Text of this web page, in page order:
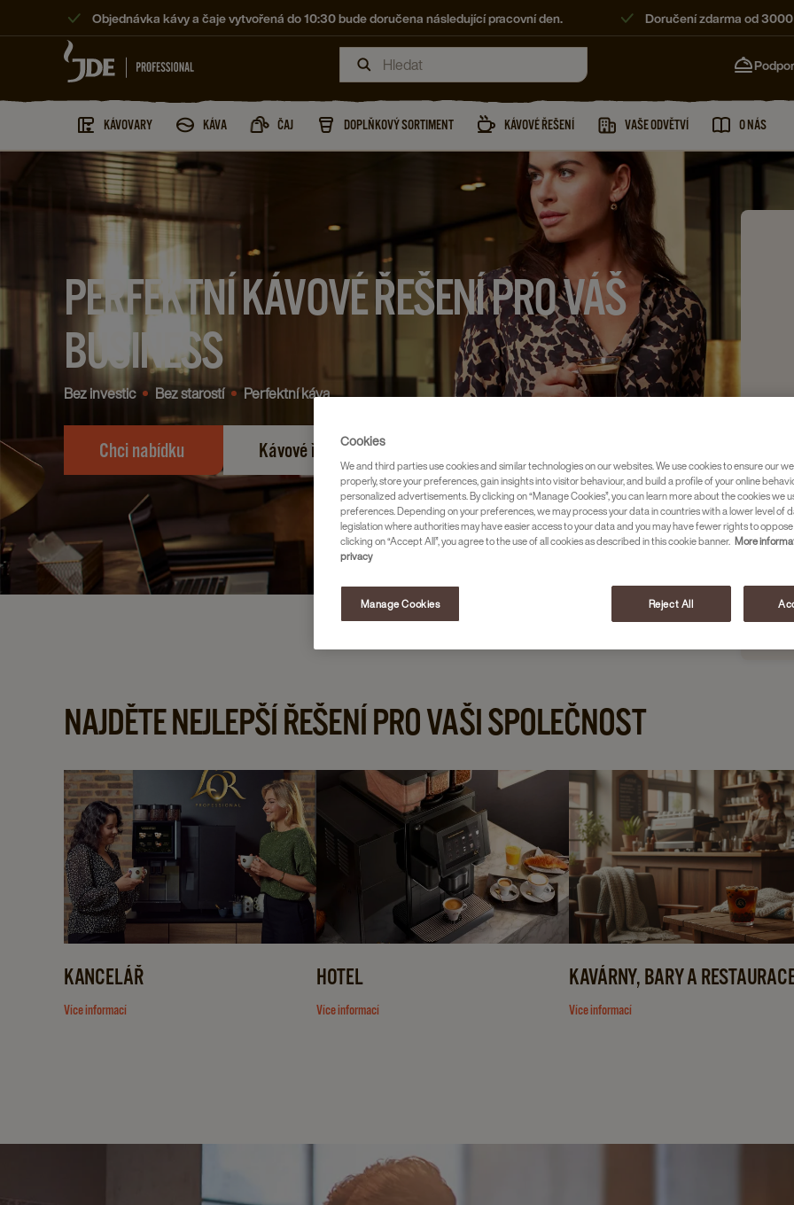
Objednávka kávy a čaje vytvořená do 10:30 bude doručena následující pracovní den. Doručení zdarma od
KÁVOVARY KÁVA ČAJ DOPLŇKOVÝ SORTIMENT KÁVOVÉ ŘEŠENÍ VAŠE ODVĚTVÍ O NÁS
PERFEKTNÍ KÁVOVÉ ŘEŠENÍ PRO VÁŠ
BUSINESS
Bez investic Bez starostí Perfektní káva
Chci nabídku ​ Kávové řešení​
NAJDĚTE NEJLEPŠÍ ŘEŠENÍ PRO VAŠI SPOLEČNOST
KANCELÁŘ
Více informací
HOTEL
Více informací
KAVÁRNY, BARY A
Více informací
Cookies
We and third parties use cookies and similar technologies on our websites. We use cookies to ensure our
properly, store your preferences, gain insights into visitor behaviour, and build a profile of your online
personalized advertisements. By clicking on “Manage Cookies”, you can learn more about the cookies we
preferences. Depending on your preferences, we may process your data in countries with a lower level of
legislation where authorities may have easier access to your data and you may have fewer rights to
clicking on “Accept All”, you agree to the use of all cookies as described in this cookie banner. More
privacy
Manage Cookies Reject All